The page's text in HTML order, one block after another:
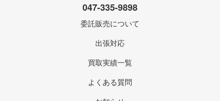
047-335-9898
委託販売について
出張対応
買取実績一覧
よくある質問